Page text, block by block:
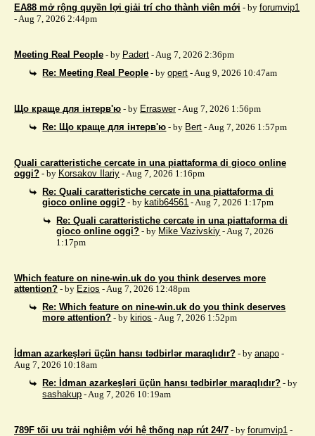
EA88 mở rộng quyền lợi giải trí cho thành viên mới - by forumvip1
- Aug 7, 2026 2:44pm
Meeting Real People - by Padert - Aug 7, 2026 2:36pm
Re: Meeting Real People - byopert - Aug 9, 2026 10:47am
Що краще для інтерв'ю - by Erraswer- Aug 7, 2026 1:56pm
Re: Що краще для інтерв'ю - by Bert - Aug 7, 2026 1:57pm
Quali caratteristiche cercate in una piattaforma di gioco online
oggi? - by Korsakov Ilariy - Aug 7, 2026 1:16pm
Re: Quali caratteristiche cercate in una piattaforma di
gioco online oggi? - by katib64561 - Aug 7, 2026 1:17pm
Re: Quali caratteristiche cercate in una piattaforma di
gioco online oggi? - by Mike Vazivskiy - Aug 7, 2026
1:17pm
Which feature on nine-win.uk do you think deserves more
attention? - by Ezios - Aug 7, 2026 12:48pm
Re: Which feature on nine-win.uk do you think deserves
more attention? - by kirios - Aug 7, 2026 1:52pm
İdman azarkeşləri üçün hansı tədbirlər maraqlıdır? - by anapo -
Aug 7, 2026 10:18am
Re: İdman azarkeşləri üçün hansı tədbirlər maraqlıdır? - by
sashakup - Aug 7, 2026 10:19am
789F tối ưu trải nghiệm với hệ thống nạp rút 24/7 - by forumvip1 -